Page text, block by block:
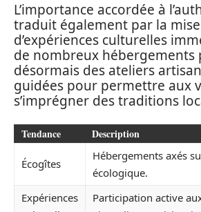
L’importance accordée à
traduit également par la
d’expériences culturelles
de nombreux hébergements
désormais des ateliers
guidées pour permettre aux
s’imprégner des traditions
Tendance Description
Écogîtes
Hébergements axés
écologique.
Expériences
Participation active